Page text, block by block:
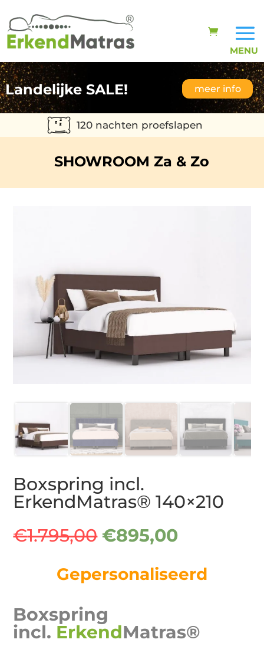
Landelijke SALE! meer info
120 nachten proefslapen
SHOWROOM Za & Zo
Boxspring incl.
ErkendMatras® 140×210
€1.795,00 Oorspronkelijke
prijs
€1.795,00.
€895,00Huidige
€895,00.
Gepersonaliseerd
Boxspring
incl. ErkendMatras®